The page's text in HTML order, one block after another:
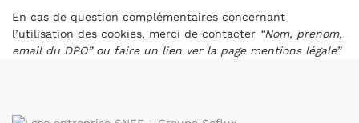
En cas de question complémentaires concernant
l’utilisation des cookies, merci de contacter “Nom, prenom,
email du DPO” ou faire un lien ver la page mentions légale”